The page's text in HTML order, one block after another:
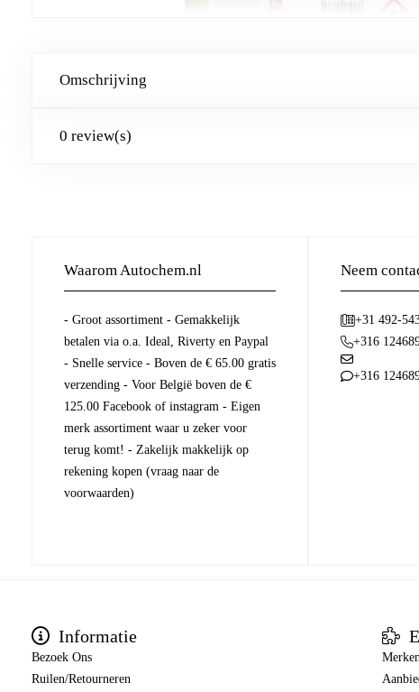
Omschrijving
0 review(s)
Waarom Autochem.nl
- Groot assortiment - Gemakkelijk
betalen via o.a. Ideal, Riverty en Paypal
- Snelle service - Boven de € 65.00 gratis
verzending - Voor België boven de €
125.00 Facebook of instagram - Eigen
merk assortiment waar u zeker voor
terug komt! - Zakelijk makkelijk op
rekening kopen (vraag naar de
voorwaarden)
Neem
+31 492-
+316
+316
Informatie
Bezoek Ons
Ruilen/Retourneren